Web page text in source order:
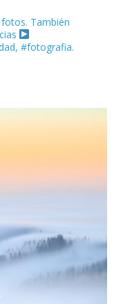
También
#fotografia.